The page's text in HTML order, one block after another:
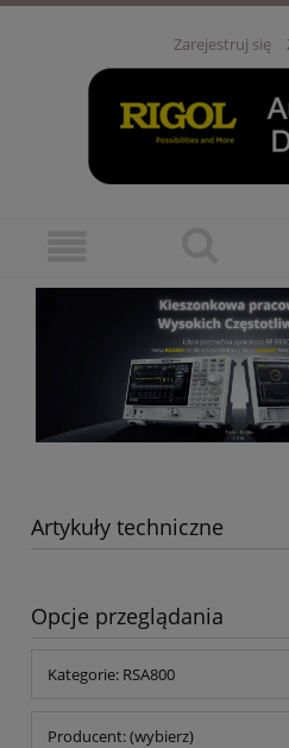
Zarejestruj się
Artykuły techniczne
Opcje przeglądania
Kategorie: RSA800
Producent: (wybierz)